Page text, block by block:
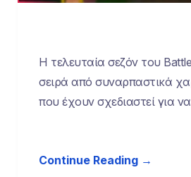
Η τελευταία σεζόν του
σειρά από συναρπαστικά
που έχουν σχεδιαστεί για
Continue Reading →